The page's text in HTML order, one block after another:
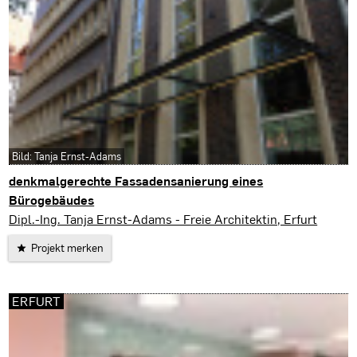
denkmalgerechte Fassadensanierung eines
Bürogebäudes
Erfurt
Dipl.-Ing. Tanja Ernst-Adams - Freie Architektin, Erfurt
Projekt merken
Bild: Tanja Ernst-Adams
ERFURT